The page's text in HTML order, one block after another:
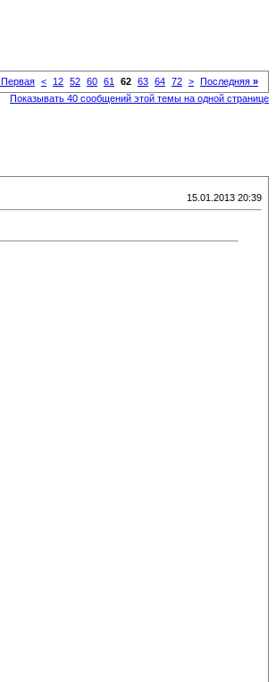
Первая < 12 52 60 61 62 63 64 72 > Последняя »
Показывать 40 сообщений этой темы на одной странице
15.01.2013 20:39